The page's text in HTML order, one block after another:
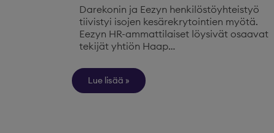
Darekonin ja Eezyn henkilöstöyhteistyö
tiivistyi isojen kesärekrytointien myötä.
Eezyn HR-ammattilaiset löysivät osaavat
tekijät yhtiön Haap…
Lue lisää